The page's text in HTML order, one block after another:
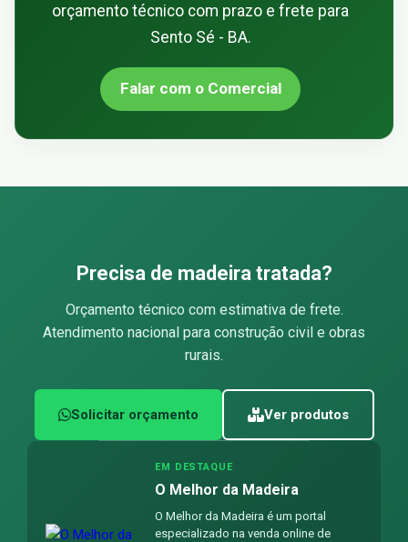
orçamento técnico com prazo e frete para
Sento Sé - BA.
Falar com o Comercial
Precisa de madeira tratada?
Orçamento técnico com estimativa de frete.
Atendimento nacional para construção civil e obras
rurais.
Solicitar orçamento Ver produtos
EM DESTAQUE
O Melhor da Madeira
O Melhor da Madeira é um portal
especializado na venda online de